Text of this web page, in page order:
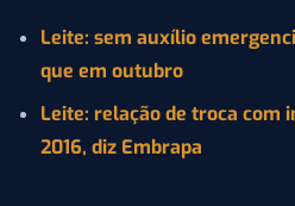
Leite: sem auxílio
que em outubro
Leite: relação de troca com
2016, diz Embrapa